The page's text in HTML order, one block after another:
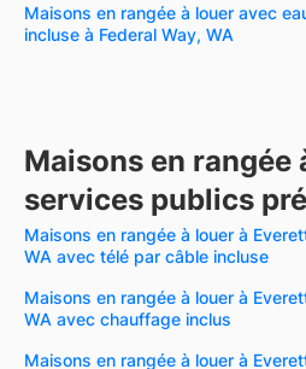
Maisons en rangée à louer avec
incluse à Federal Way, WA
Maisons en rangée
services publics
Maisons en rangée à louer à
WA avec télé par câble incluse
Maisons en rangée à louer à
WA avec chauffage inclus
Maisons en rangée à louer à